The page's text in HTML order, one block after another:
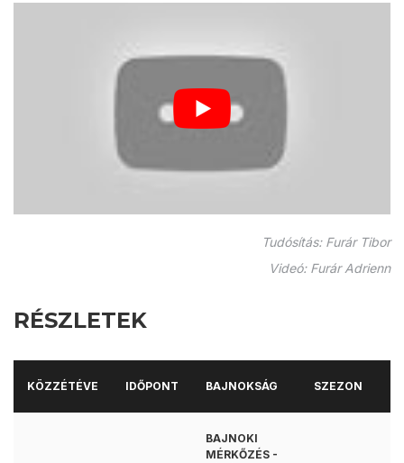
Tudósítás: Furár Tibor
Videó: Furár Adrienn
RÉSZLETEK
KÖZZÉTÉVE IDŐPONT BAJNOKSÁG SZEZON
BAJNOKI
MÉRKŐZÉS -